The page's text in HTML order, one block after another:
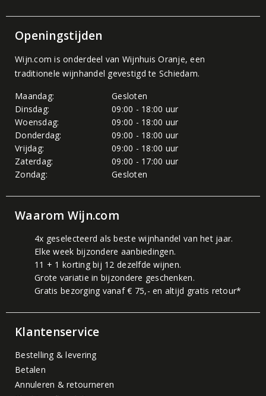
Openingstijden
Wijn.com is onderdeel van Wijnhuis Oranje, een
traditionele wijnhandel gevestigd te Schiedam.
Maandag:
Gesloten
Dinsdag:
09:00 - 18:00 uur
Woensdag:
09:00 - 18:00 uur
Donderdag:
09:00 - 18:00 uur
Vrijdag:
09:00 - 18:00 uur
Zaterdag:
09:00 - 17:00 uur
Zondag:
Gesloten
Waarom Wijn.com
4x geselecteerd als beste wijnhandel van het jaar.
Elke week bijzondere aanbiedingen.
11 + 1 korting bij 12 dezelfde wijnen.
Grote variatie in bijzondere geschenken.
Gratis bezorging vanaf € 75,- en altijd gratis retour*
Klantenservice
Bestelling & levering
Betalen
Annuleren & retourneren